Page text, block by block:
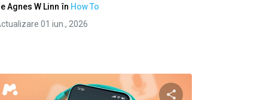
Agnes W Linn în How To
01 iun., 2026